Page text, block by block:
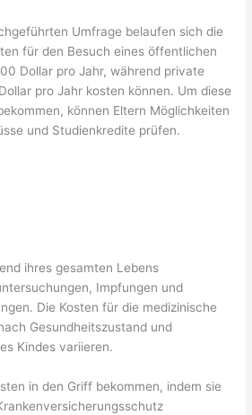
Umfrage belaufen sich die
für den Besuch eines öffentlichen
Dollar pro Jahr, während private
pro Jahr kosten können. Um diese
können Eltern Möglichkeiten
und Studienkredite prüfen.
ihres gesamten Lebens
Impfungen und
Die Kosten für die medizinische
Gesundheitszustand und
Kindes variieren.
in den Griff bekommen, indem sie